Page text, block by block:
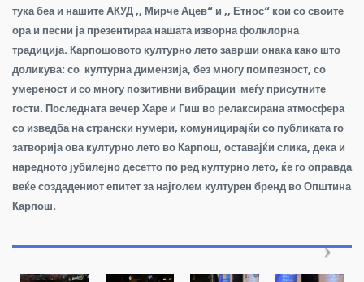
тука беа и нашите АКУД ,, Мирче Ацев“ и ,, Етнос“ кои со своите
ора и песни ја презентираа нашата изворна фолклорна
традиција. Карпошовото културно лето заврши онака како што
доликува: со културна димензија, без многу помпезност, со
умереност и со многу позитивни вибрации меѓу присутните
гости. Последната вечер Харе и Гиш во релаксирана атмосфера
со изведба на странски нумери, комуницирајќи со публиката го
затворија ова културно лето во Карпош, оставајќи слика, дека и
наредното јубилејно десетто по ред културно лето, ќе го оправда
веќе создадениот епитет за најголем културен бренд во Општина
Карпош.